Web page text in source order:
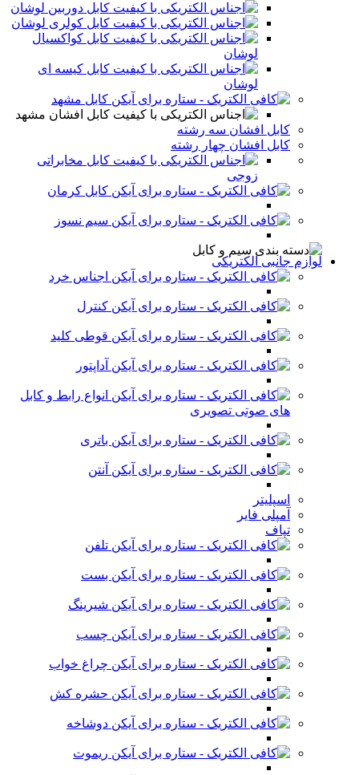
کابل دوربین لوشان
کابل کولری لوشان
کابل کواکسیال
لوشان
کابل کیسه ای
لوشان
کابل مشهد
کابل افشان مشهد
کابل افشان سه رشته
کابل افشان چهار رشته
کابل مخابراتی
زوجی
کابل کرمان
سیم نسوز
لوازم جانبی الکتریکی
اجناس خرد
کنترل
قوطی کلید
آداپتور
انواع رابط و کابل
های صوتی تصویری
باتری
آنتن
اسپلیتر
آمپلی فایر
تپاف
تلفن
بست
شیرینگ
چسب
چراغ خواب
حشره کش
دوشاخه
ریموت